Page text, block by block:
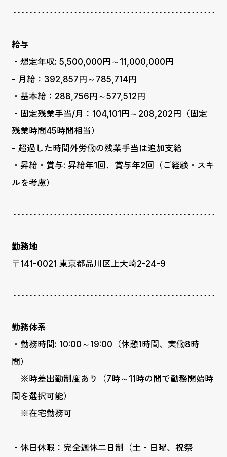
給与
・想定年収: 5,500,000円～11,000,000円
- 月給：392,857円～785,714円
・基本給：288,756円～577,512円
・固定残業手当/月：104,101円～208,202円（固定
残業時間45時間相当）
- 超過した時間外労働の残業手当は追加支給
・昇給・賞与: 昇給年1回、賞与年2回（ご経験・スキ
ルを考慮）
勤務地
〒141-0021 東京都品川区上大崎2-24-9
勤務体系
・勤務時間: 10:00～19:00（休憩1時間、実働8時
間）
※時差出勤制度あり（7時～11時の間で勤務開始時
間を選択可能）
※在宅勤務可
・休日休暇：完全週休二日制（土・日曜、祝祭